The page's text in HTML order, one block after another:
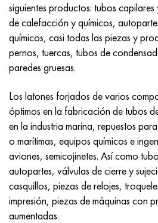
siguientes productos: tubos
de calefacción y químicos,
químicos, casi todas las piezas y
pernos, tuercas, tubos de
paredes gruesas.
Los latones forjados de varios
óptimos en la fabricación de tubos
en la industria marina, repuestos
o marítimas, equipos químicos e
aviones, semicojinetes. Así como
autopartes, válvulas de cierre y
casquillos, piezas de relojes,
impresión, piezas de máquinas con
aumentadas.